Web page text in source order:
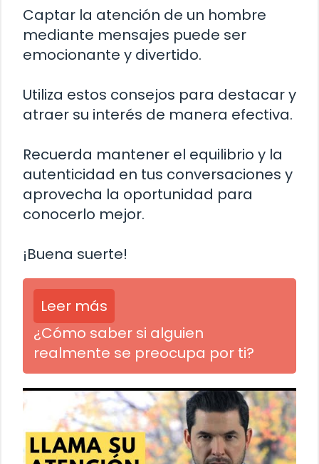
Captar la atención de un hombre
mediante mensajes puede ser
emocionante y divertido.
Utiliza estos consejos para destacar y
atraer su interés de manera efectiva.
Recuerda mantener el equilibrio y la
autenticidad en tus conversaciones y
aprovecha la oportunidad para
conocerlo mejor.
¡Buena suerte!
Leer más
¿Cómo saber si alguien
realmente se preocupa por ti?